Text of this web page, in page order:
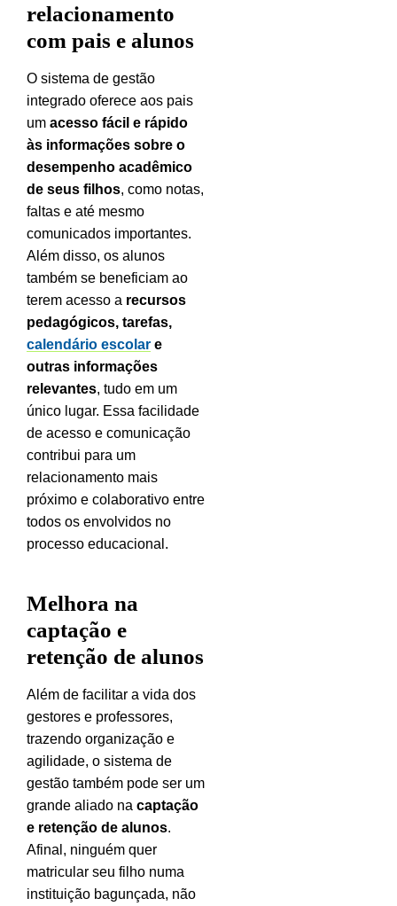
relacionamento
com pais e alunos
O sistema de gestão
integrado oferece aos pais
um acesso fácil e rápido
às informações sobre o
desempenho acadêmico
de seus filhos, como notas,
faltas e até mesmo
comunicados importantes.
Além disso, os alunos
também se beneficiam ao
terem acesso a recursos
pedagógicos, tarefas,
calendário escolar e
outras informações
relevantes, tudo em um
único lugar. Essa facilidade
de acesso e comunicação
contribui para um
relacionamento mais
próximo e colaborativo entre
todos os envolvidos no
processo educacional.
Melhora na
captação e
retenção de alunos
Além de facilitar a vida dos
gestores e professores,
trazendo organização e
agilidade, o sistema de
gestão também pode ser um
grande aliado na captação
e retenção de alunos.
Afinal, ninguém quer
matricular seu filho numa
instituição bagunçada, não